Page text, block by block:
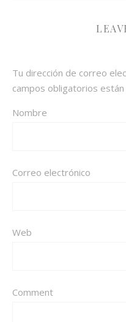
Tu dirección de correo
campos obligatorios
Nombre
Correo electrónico
Web
Comment